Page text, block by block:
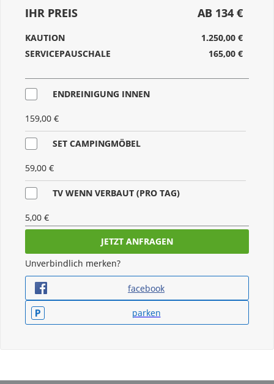
IHR PREIS AB 134 €
KAUTION
1.250,00 €
SERVICEPAUSCHALE
165,00 €
ENDREINIGUNG INNEN
159,00 €
SET CAMPINGMÖBEL
59,00 €
TV WENN VERBAUT (PRO TAG)
5,00 €
HAUSTIER (PRO TAG)
5,00 €
kostenfrei
Unverbindlich merken?
facebook
parken